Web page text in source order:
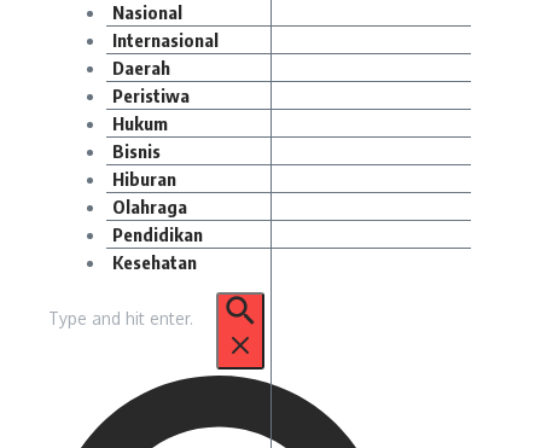
Nasional
Internasional
Daerah
Peristiwa
Hukum
Bisnis
Hiburan
Olahraga
Pendidikan
Kesehatan
untuk: